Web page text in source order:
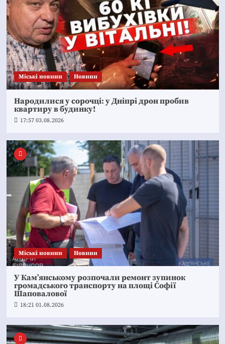
Mіські новини Новини
Народилися у сорочці: у Дніпрі дрон пробив
квартиру в будинку!
17:57 03.08.2026
Mіські новини Новини
У Кам’янському розпочали ремонт зупинок
громадського транспорту на площі Софії
Шаповалової
18:21 01.08.2026